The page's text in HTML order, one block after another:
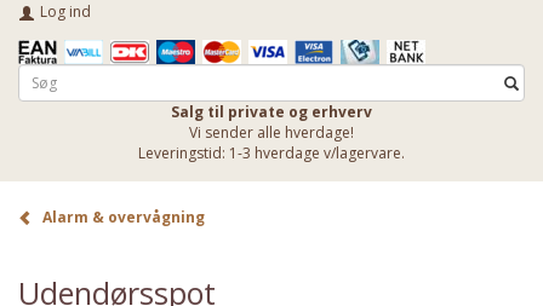
Log ind
Salg til private og erhverv
Vi sender alle hverdage!
Leveringstid: 1-3 hverdage v/lagervare.
Alarm & overvågning
Udendørsspot